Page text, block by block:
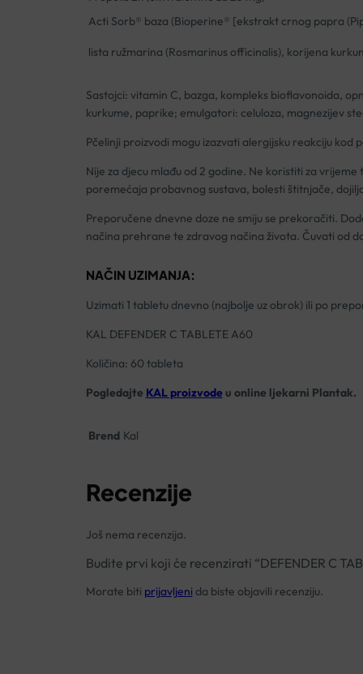
Acti Sorb® baza (Bioperine® [ekstrakt crnog papra
lista ružmarina (Rosmarinus officinalis), korijena
Sastojci: vitamin C, bazga, kompleks bioflavonoida,
kurkume, paprike; emulgatori: celuloza, magnezijev
Pčelinji proizvodi mogu izazvati alergijsku reakciju kod
Nije za djecu mlađu od 2 godine. Ne koristiti za
poremećaja probavnog sustava, bolesti štitnjače,
Preporučene dnevne doze ne smiju se prekoračiti.
načina prehrane te zdravog načina života. Čuvati od
NAČIN UZIMANJA:
Uzimati 1 tabletu dnevno (najbolje uz obrok) ili po
KAL DEFENDER C TABLETE A60
Količina: 60 tableta
Pogledajte KAL proizvodeu online ljekarni Plantak.
Brend Kal
Recenzije
Još nema recenzija.
Budite prvi koji će recenzirati “DEFENDER C
Morate biti prijavljeni da biste objavili recenziju.